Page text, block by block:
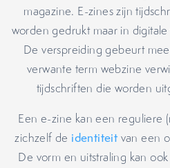
magazine. E-zines zijn
worden gedrukt maar in
De verspreiding gebeurt
verwante term webzine
tijdschriften die worden
Een e-zine kan een reguliere
zichzelf de identiteit van een
De vorm en uitstraling kan